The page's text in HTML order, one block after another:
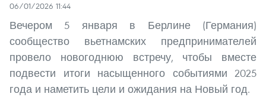
06/01/2026 11:44
Вечером 5 января в Берлине (Германия)
сообщество вьетнамских предпринимателей
провело новогоднюю встречу, чтобы вместе
подвести итоги насыщенного событиями 2025
года и наметить цели и ожидания на Новый год.